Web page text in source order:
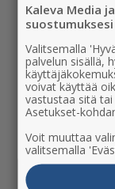
Uusi
Kaleva Media
suostumuksesi
Valitsemalla
palvelun sisällä,
voivat käyttää
vastustaa sitä
Asetukset-
Voit muuttaa
valitsemalla